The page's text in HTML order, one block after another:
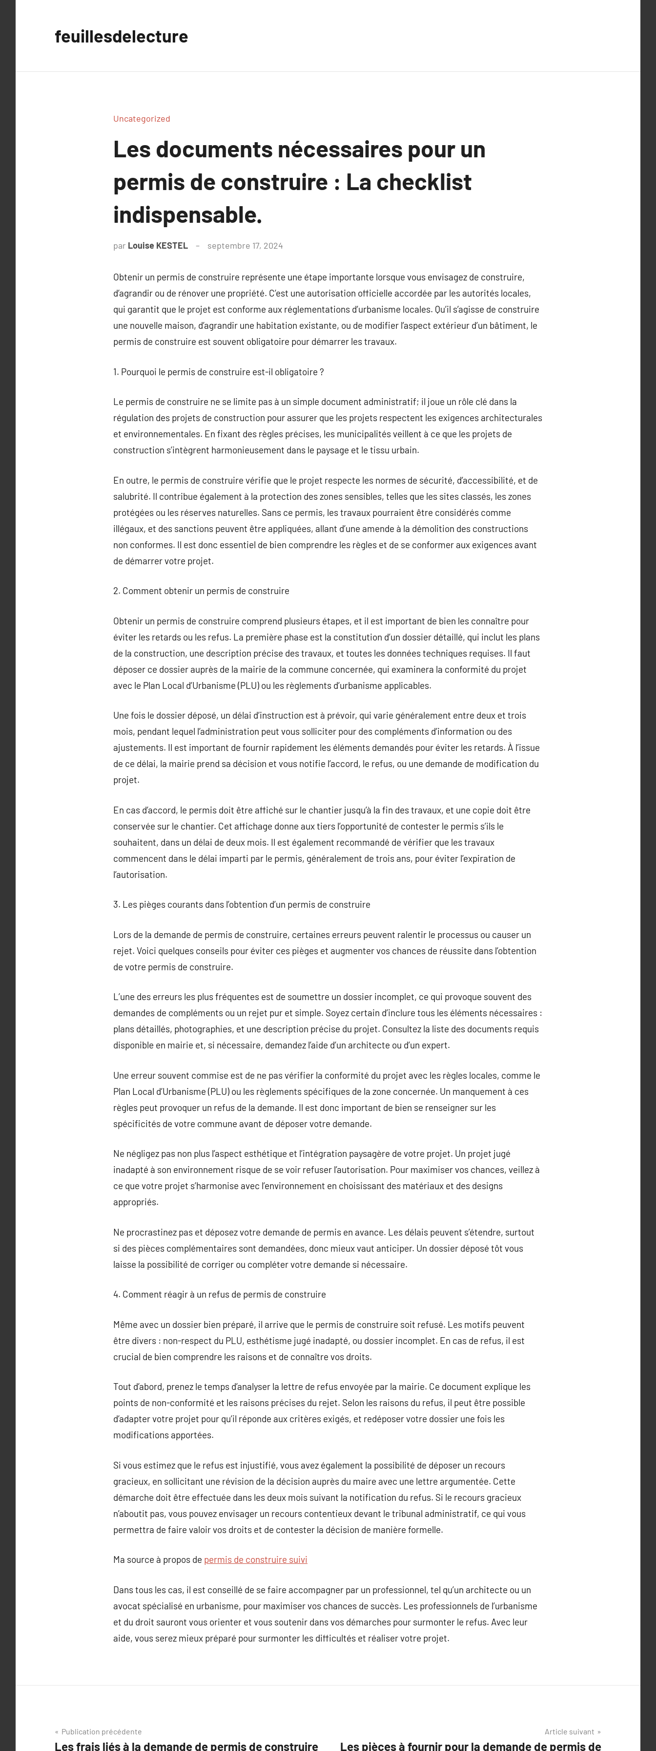
feuillesdelecture
Uncategorized
Les documents nécessaires pour un
permis de construire : La checklist
indispensable.
par Louise KESTEL septembre 17, 2024
Obtenir un permis de construire représente une étape importante lorsque vous envisagez de construire,
d’agrandir ou de rénover une propriété. C’est une autorisation officielle accordée par les autorités locales,
qui garantit que le projet est conforme aux réglementations d’urbanisme locales. Qu’il s’agisse de construire
une nouvelle maison, d’agrandir une habitation existante, ou de modifier l’aspect extérieur d’un bâtiment, le
permis de construire est souvent obligatoire pour démarrer les travaux.
1. Pourquoi le permis de construire est-il obligatoire ?
Le permis de construire ne se limite pas à un simple document administratif; il joue un rôle clé dans la
régulation des projets de construction pour assurer que les projets respectent les exigences architecturales
et environnementales. En fixant des règles précises, les municipalités veillent à ce que les projets de
construction s’intègrent harmonieusement dans le paysage et le tissu urbain.
En outre, le permis de construire vérifie que le projet respecte les normes de sécurité, d’accessibilité, et de
salubrité. Il contribue également à la protection des zones sensibles, telles que les sites classés, les zones
protégées ou les réserves naturelles. Sans ce permis, les travaux pourraient être considérés comme
illégaux, et des sanctions peuvent être appliquées, allant d’une amende à la démolition des constructions
non conformes. Il est donc essentiel de bien comprendre les règles et de se conformer aux exigences avant
de démarrer votre projet.
2. Comment obtenir un permis de construire
Obtenir un permis de construire comprend plusieurs étapes, et il est important de bien les connaître pour
éviter les retards ou les refus. La première phase est la constitution d’un dossier détaillé, qui inclut les plans
de la construction, une description précise des travaux, et toutes les données techniques requises. Il faut
déposer ce dossier auprès de la mairie de la commune concernée, qui examinera la conformité du projet
avec le Plan Local d’Urbanisme (PLU) ou les règlements d’urbanisme applicables.
Une fois le dossier déposé, un délai d’instruction est à prévoir, qui varie généralement entre deux et trois
mois, pendant lequel l’administration peut vous solliciter pour des compléments d’information ou des
ajustements. Il est important de fournir rapidement les éléments demandés pour éviter les retards. À l’issue
de ce délai, la mairie prend sa décision et vous notifie l’accord, le refus, ou une demande de modification du
projet.
En cas d’accord, le permis doit être affiché sur le chantier jusqu’à la fin des travaux, et une copie doit être
conservée sur le chantier. Cet affichage donne aux tiers l’opportunité de contester le permis s’ils le
souhaitent, dans un délai de deux mois. Il est également recommandé de vérifier que les travaux
commencent dans le délai imparti par le permis, généralement de trois ans, pour éviter l’expiration de
l’autorisation.
3. Les pièges courants dans l’obtention d’un permis de construire
Lors de la demande de permis de construire, certaines erreurs peuvent ralentir le processus ou causer un
rejet. Voici quelques conseils pour éviter ces pièges et augmenter vos chances de réussite dans l’obtention
de votre permis de construire.
L’une des erreurs les plus fréquentes est de soumettre un dossier incomplet, ce qui provoque souvent des
demandes de compléments ou un rejet pur et simple. Soyez certain d’inclure tous les éléments nécessaires :
plans détaillés, photographies, et une description précise du projet. Consultez la liste des documents requis
disponible en mairie et, si nécessaire, demandez l’aide d’un architecte ou d’un expert.
Une erreur souvent commise est de ne pas vérifier la conformité du projet avec les règles locales, comme le
Plan Local d’Urbanisme (PLU) ou les règlements spécifiques de la zone concernée. Un manquement à ces
règles peut provoquer un refus de la demande. Il est donc important de bien se renseigner sur les
spécificités de votre commune avant de déposer votre demande.
Ne négligez pas non plus l’aspect esthétique et l’intégration paysagère de votre projet. Un projet jugé
inadapté à son environnement risque de se voir refuser l’autorisation. Pour maximiser vos chances, veillez à
ce que votre projet s’harmonise avec l’environnement en choisissant des matériaux et des designs
appropriés.
Ne procrastinez pas et déposez votre demande de permis en avance. Les délais peuvent s’étendre, surtout
si des pièces complémentaires sont demandées, donc mieux vaut anticiper. Un dossier déposé tôt vous
laisse la possibilité de corriger ou compléter votre demande si nécessaire.
4. Comment réagir à un refus de permis de construire
Même avec un dossier bien préparé, il arrive que le permis de construire soit refusé. Les motifs peuvent
être divers : non-respect du PLU, esthétisme jugé inadapté, ou dossier incomplet. En cas de refus, il est
crucial de bien comprendre les raisons et de connaître vos droits.
Tout d’abord, prenez le temps d’analyser la lettre de refus envoyée par la mairie. Ce document explique les
points de non-conformité et les raisons précises du rejet. Selon les raisons du refus, il peut être possible
d’adapter votre projet pour qu’il réponde aux critères exigés, et redéposer votre dossier une fois les
modifications apportées.
Si vous estimez que le refus est injustifié, vous avez également la possibilité de déposer un recours
gracieux, en sollicitant une révision de la décision auprès du maire avec une lettre argumentée. Cette
démarche doit être effectuée dans les deux mois suivant la notification du refus. Si le recours gracieux
n’aboutit pas, vous pouvez envisager un recours contentieux devant le tribunal administratif, ce qui vous
permettra de faire valoir vos droits et de contester la décision de manière formelle.
Ma source à propos de permis de construire suivi
Dans tous les cas, il est conseillé de se faire accompagner par un professionnel, tel qu’un architecte ou un
avocat spécialisé en urbanisme, pour maximiser vos chances de succès. Les professionnels de l’urbanisme
et du droit sauront vous orienter et vous soutenir dans vos démarches pour surmonter le refus. Avec leur
aide, vous serez mieux préparé pour surmonter les difficultés et réaliser votre projet.
Navigation
Publication précédente
Les frais liés à la demande de permis de construire
Article suivant
Les pièces à fournir pour la demande de permis de